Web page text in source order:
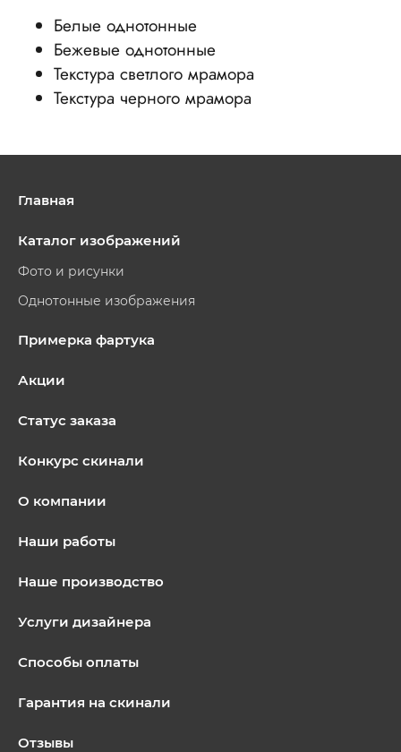
Белые однотонные
Бежевые однотонные
Текстура светлого мрамора
Текстура черного мрамора
Главная
Каталог изображений
Фото и рисунки
Однотонные изображения
Примерка фартука
Акции
Статус заказа
Конкурс скинали
О компании
Наши работы
Наше производство
Услуги дизайнера
Способы оплаты
Гарантия на скинали
Отзывы